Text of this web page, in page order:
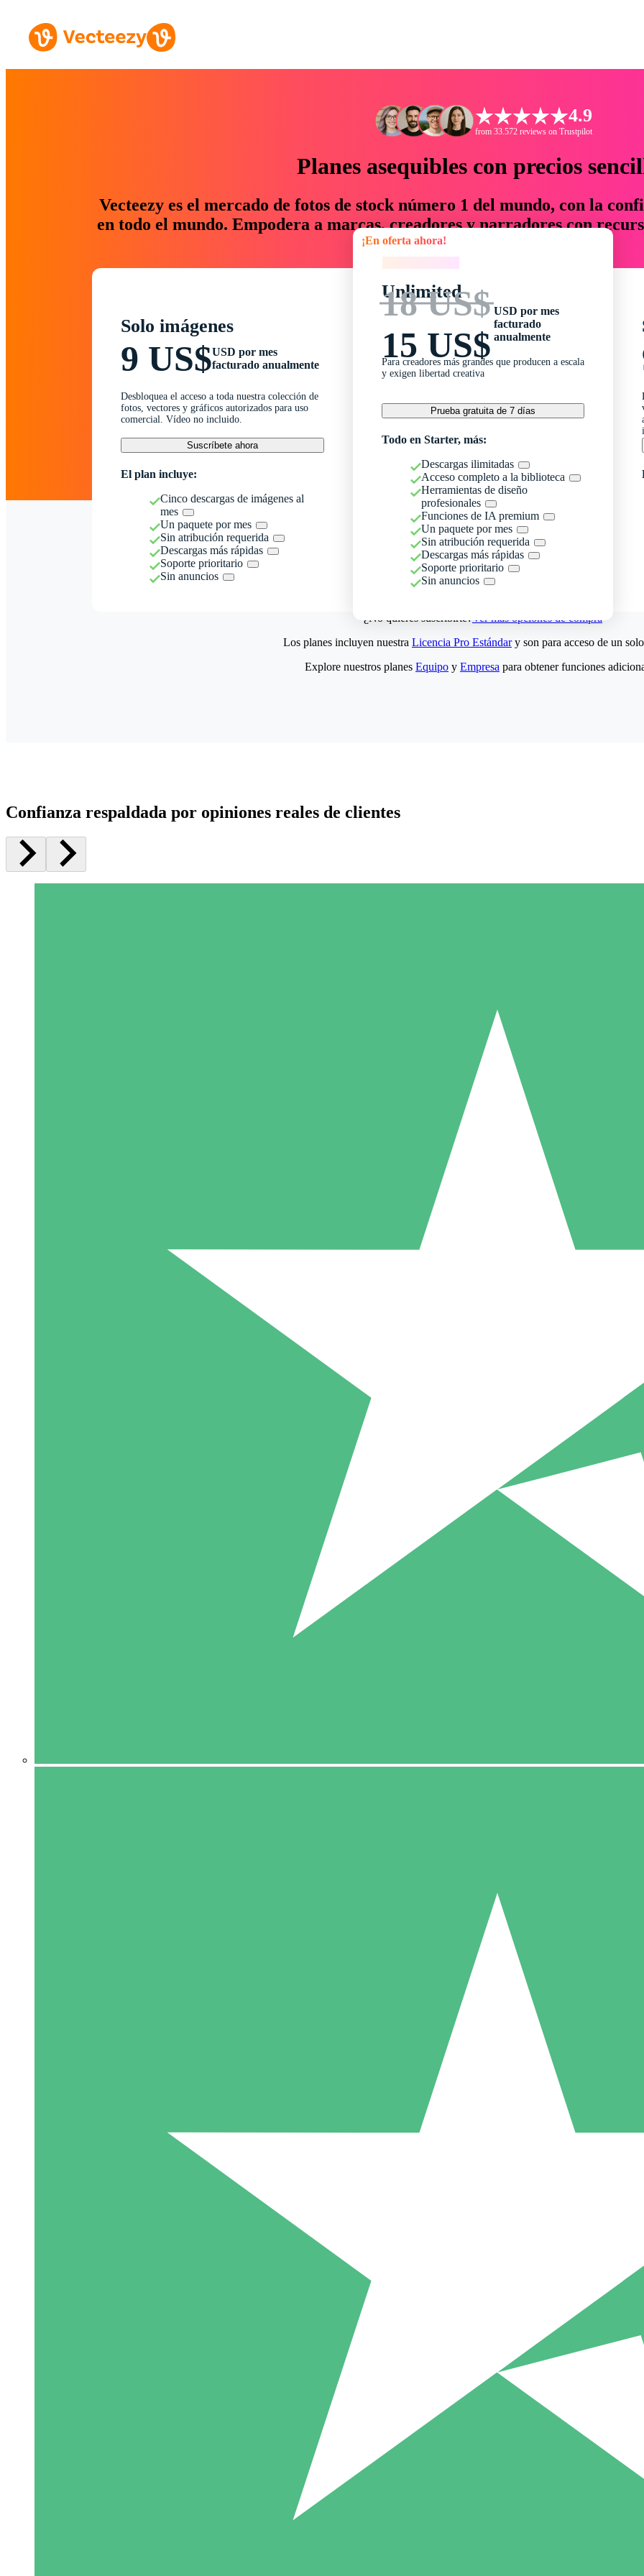
4.9
from 33.572 reviews on Trustpilot
Planes asequibles con precios
Vecteezy es el mercado de fotos de stock número 1 del mundo, con la
en todo el mundo. Empodera a marcas, creadores y narradores con
un 76 % en tiempo y presupuesto.
Solo imágenes
9 US$USD por mes
facturado anualmente
Desbloquea el acceso a toda nuestra colección de
fotos, vectores y gráficos autorizados para uso
comercial. Vídeo no incluido.
Suscríbete ahora
El plan incluye:
Cinco descargas de imágenes al
mes
Un paquete por mes
Sin atribución requerida
Descargas más rápidas
Soporte prioritario
Sin anuncios
¡En oferta ahora!
Unlimited
18 US$
15 US$
USD por mes
facturado
anualmente
Para creadores más grandes que producen a escala
y exigen libertad creativa
Prueba gratuita de 7 días
Todo en Starter, más:
Descargas ilimitadas
Acceso completo a la biblioteca
Herramientas de diseño
profesionales
Funciones de IA premium
Un paquete por mes
Sin atribución requerida
Descargas más rápidas
Soporte prioritario
Sin anuncios
¿No quieres suscribirte?Ver más opciones de compra
5 Descargas
15
Los planes incluyen nuestra Licencia Pro Estándary son para acceso de un
Explore nuestros planes Equipo y Empresa para obtener funciones
Confianza respaldada por opiniones reales de clientes